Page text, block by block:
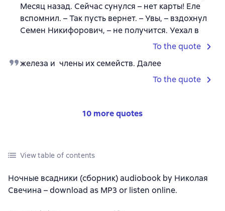
Месяц назад. Сейчас сунулся – нет карты! Еле
вспомнил. – Так пусть вернет. – Увы, – вздохнул
Семен Никифорович, – не получится. Уехал в
To the quote
железа и члены их семейств. Далее
To the quote
10 more quotes
View table of contents
Ночные всадники (сборник) audiobook by Николая
Свечина – download as MP3 or listen online.